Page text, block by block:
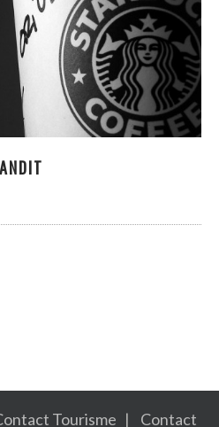
A BLANDIT
Tourisme Contact